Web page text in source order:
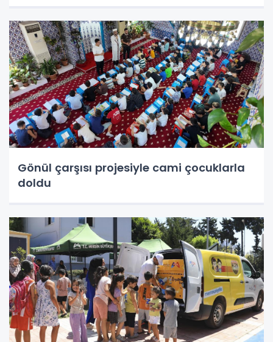
Gönül çarşısı projesiyle cami çocuklarla
doldu